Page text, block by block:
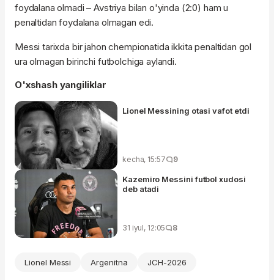
foydalana olmadi – Avstriya bilan o'yinda (2:0) ham u
penaltidan foydalana olmagan edi.
Messi tarixda bir jahon chempionatida ikkita penaltidan gol
ura olmagan birinchi futbolchiga aylandi.
O'xshash yangiliklar
Lionel Messining otasi vafot etdi
kecha, 15:57 9
Kazemiro Messini futbol xudosi
deb atadi
31 iyul, 12:05 8
Lionel Messi Argenitna JCH-2026